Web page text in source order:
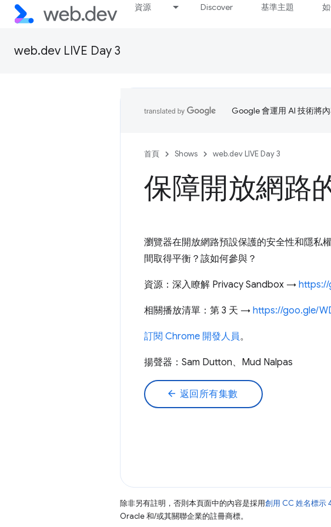
資源 Discover 基準主題
web.dev LIVE Day 3
Google 會運用 AI 技術將
首頁 Shows web.dev LIVE Day 3
保障開放網路
瀏覽器在開放網路預設保護的安全性和隱私
間取得平衡？該如何參與？
資源：深入瞭解 Privacy Sandbox → https://
相關播放清單：第 3 天 → https://goo.gle/
訂閱 Chrome 開發人員。
揚聲器：Sam Dutton、Mud Nalpas
arrow_back 返回所有集數
除非另有註明，否則本頁面中的內容是採用創用 CC 姓名標示
Oracle 和/或其關聯企業的註冊商標。